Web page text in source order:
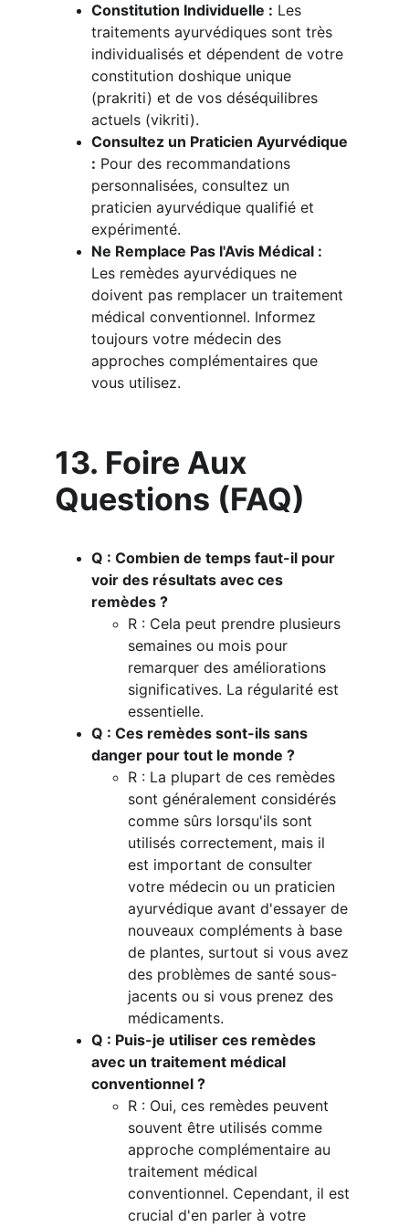
Constitution Individuelle : Les
traitements ayurvédiques sont très
individualisés et dépendent de votre
constitution doshique unique
(prakriti) et de vos déséquilibres
actuels (vikriti).
Consultez un Praticien Ayurvédique
: Pour des recommandations
personnalisées, consultez un
praticien ayurvédique qualifié et
expérimenté.
Ne Remplace Pas l'Avis Médical :
Les remèdes ayurvédiques ne
doivent pas remplacer un traitement
médical conventionnel. Informez
toujours votre médecin des
approches complémentaires que
vous utilisez.
13. Foire Aux
Questions (FAQ)
Q : Combien de temps faut-il pour
voir des résultats avec ces
remèdes ?
R : Cela peut prendre plusieurs
semaines ou mois pour
remarquer des améliorations
significatives. La régularité est
essentielle.
Q : Ces remèdes sont-ils sans
danger pour tout le monde ?
R : La plupart de ces remèdes
sont généralement considérés
comme sûrs lorsqu'ils sont
utilisés correctement, mais il
est important de consulter
votre médecin ou un praticien
ayurvédique avant d'essayer de
nouveaux compléments à base
de plantes, surtout si vous avez
des problèmes de santé sous-
jacents ou si vous prenez des
médicaments.
Q : Puis-je utiliser ces remèdes
avec un traitement médical
conventionnel ?
R : Oui, ces remèdes peuvent
souvent être utilisés comme
approche complémentaire au
traitement médical
conventionnel. Cependant, il est
crucial d'en parler à votre